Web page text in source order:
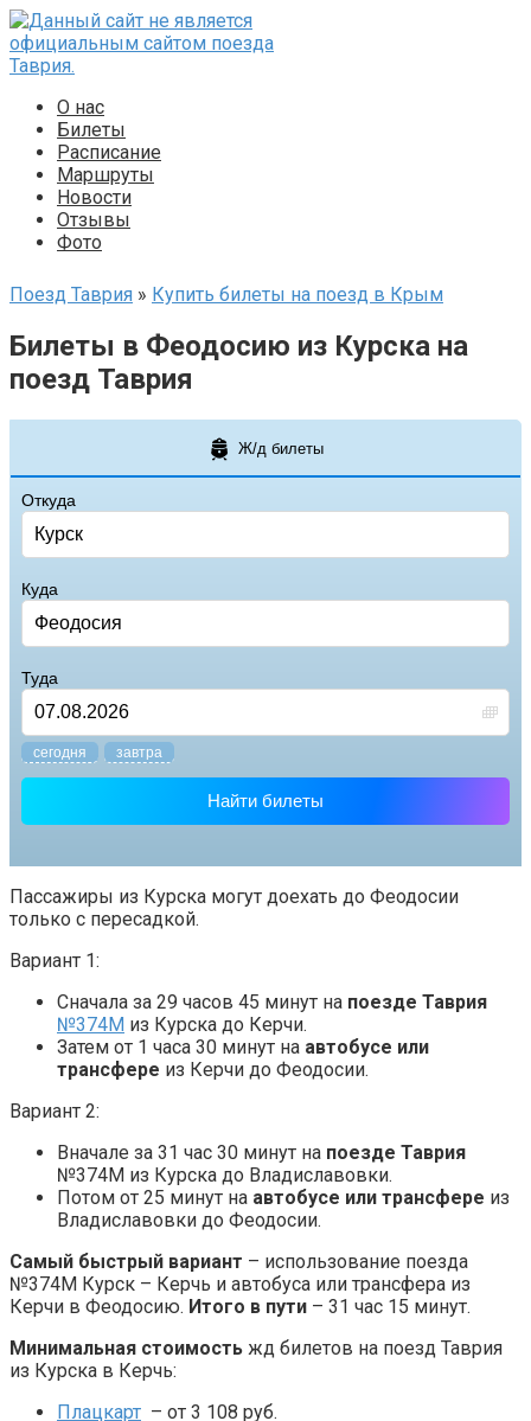
Перейти
к
контенту
О нас
Билеты
Расписание
Маршруты
Новости
Отзывы
Фото
Поезд Таврия » Купить билеты на поезд в Крым
Билеты в Феодосию из Курска на
поезд Таврия
Ж/д билеты
Откуда
Куда
Туда
завтра
cегодня
Найти билеты
Пассажиры из Курска могут доехать до Феодосии
только с пересадкой.
Вариант 1:
Сначала за 29 часов 45 минут на поезде Таврия
№374М из Курска до Керчи.
Затем от 1 часа 30 минут на автобусе или
трансфере из Керчи до Феодосии.
Вариант 2:
Вначале за 31 час 30 минут на поезде Таврия
№374М из Курска до Владиславовки.
Потом от 25 минут на автобусе или трансфере из
Владиславовки до Феодосии.
Самый быстрый вариант – использование поезда
№374М Курск – Керчь и автобуса или трансфера из
Керчи в Феодосию. Итого в пути – 31 час 15 минут.
Минимальная стоимость жд билетов на поезд Таврия
из Курска в Керчь:
Плацкарт – от 3 108 руб.